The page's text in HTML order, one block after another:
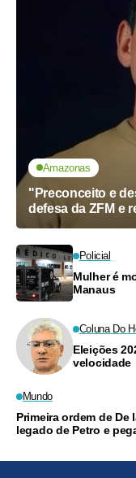
Amazonas
"Preconceito e
defesa da ZFM e
Policial
Mulher é
Manaus
Coluna Do
Eleições
velocidade
Mundo
Primeira ordem de
legado de Petro e